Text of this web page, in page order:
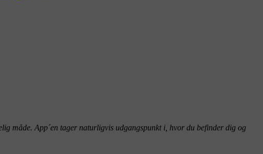
måde. App´en tager naturligvis udgangspunkt i, hvor du befinder dig og